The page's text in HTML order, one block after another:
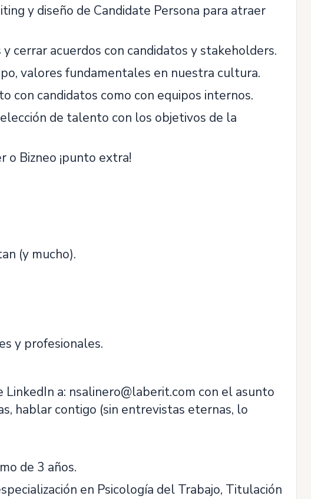
y diseño de Candidate Persona para atraer
cerrar acuerdos con candidatos y stakeholders.
valores fundamentales en nuestra cultura.
con candidatos como con equipos internos.
de talento con los objetivos de la
o Bizneo ¡punto extra!
(y mucho).
y profesionales.
a: nsalinero@laberit.com con el asunto
hablar contigo (sin entrevistas eternas, lo
de 3 años.
en Psicología del Trabajo, Titulación